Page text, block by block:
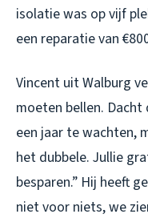
isolatie was op vijf
een reparatie van
Vincent uit Walburg
moeten bellen.
een jaar te wachten,
het dubbele. Jullie
besparen.” Hij heeft
niet voor niets, we